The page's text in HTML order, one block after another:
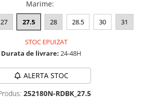
Marime:
27 27.5 28 28.5 30 31
STOC EPUIZAT
Durata de livrare: 24-48H
ALERTA STOC
252180N-RDBK_27.5